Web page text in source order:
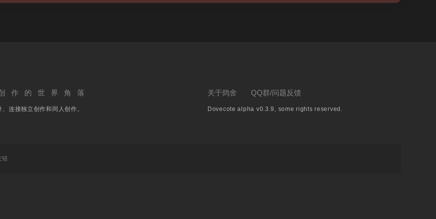
作的世界角落
、连接独立创作和同人创作。
关于鸽舍 QQ群/问题反馈
Dovecote alpha v0.3.9, some rights reserved.
链